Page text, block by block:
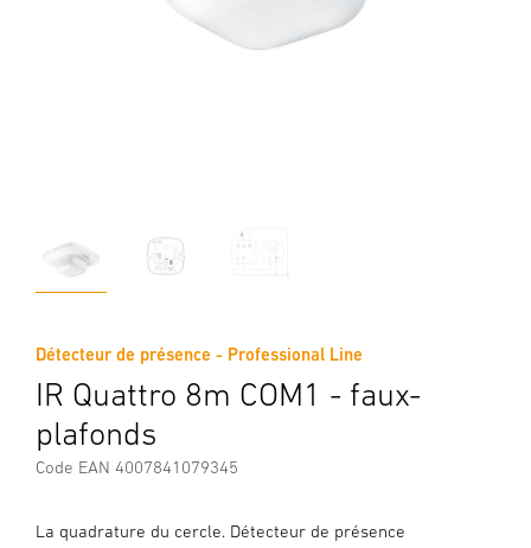
Détecteur de présence - Professional Line
IR Quattro 8m COM1 - faux-
plafonds
Code EAN 4007841079345
La quadrature du cercle. Détecteur de présence